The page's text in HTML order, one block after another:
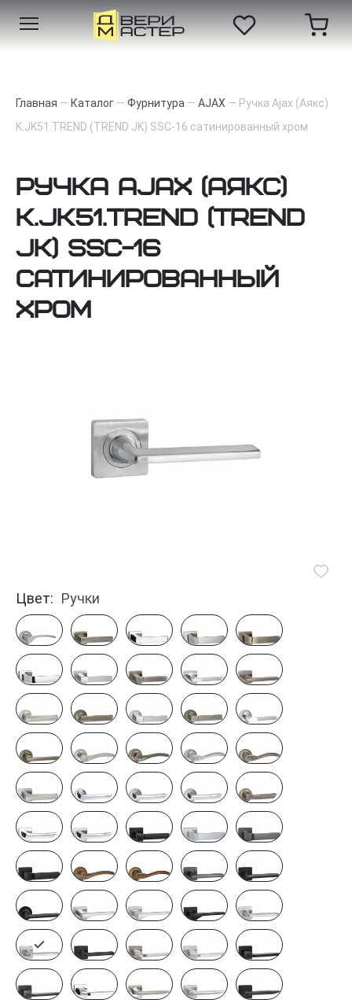
Главная — Каталог — Фурнитура — AJAX — Ручка Ajax (Аякс)
K.JK51.TREND (TREND JK) SSC-16 сатинированный хром
Ручка Ajax (Аякс)
K.JK51.TREND (TREND
JK) SSC-16
сатинированный
хром
Цвет: Ручки